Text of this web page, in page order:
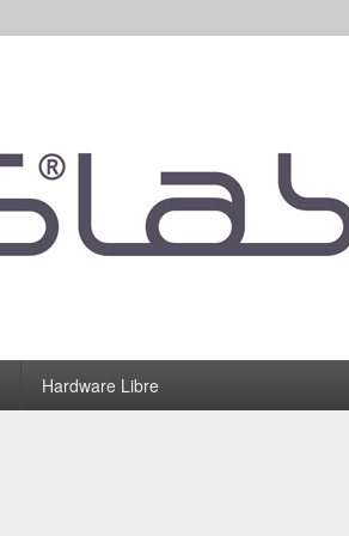
Hardware Libre